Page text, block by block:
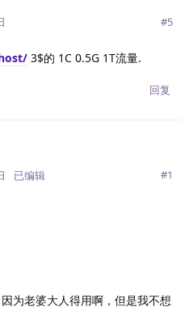
#5
3$的 1C 0.5G 1T流量.
回复
已编辑 #1
为老婆大人得用啊，但是我不想